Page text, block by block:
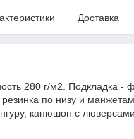
Доставка
280 г/м2. Подкладка -
по низу и
капюшон с люверсами